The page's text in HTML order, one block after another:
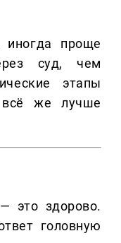
проще
суд, чем
этапы
же лучше
это здорово.
головную